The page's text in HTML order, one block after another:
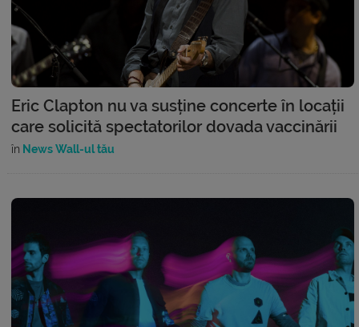
Eric Clapton nu va susține concerte în locații
care solicită spectatorilor dovada vaccinării
în News Wall-ul tău